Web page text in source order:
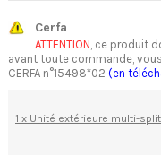
Cerfa
ATTENTION , ce produit
avant toute commande,
CERFA n°15498*02 (en
1 x Unité extérieure multi-split